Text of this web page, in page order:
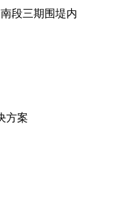
段三期围堤内
方案